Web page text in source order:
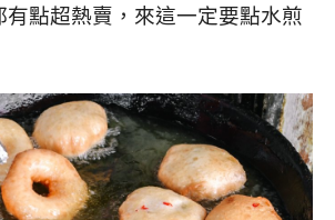
點超熱賣，來這一定要點水煎